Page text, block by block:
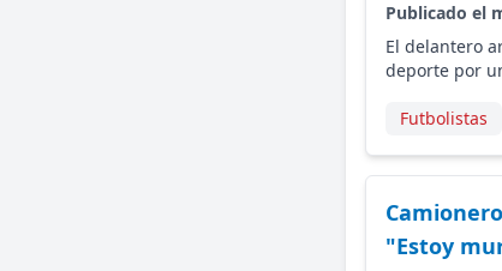
Publicado el
El delantero
deporte por
Futbolistas
"Estoy